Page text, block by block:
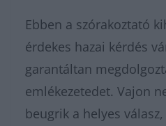
Ebben a szórakoztató
érdekes hazai kérdés
garantáltan
emlékezetedet. Vajon
beugrik a helyes